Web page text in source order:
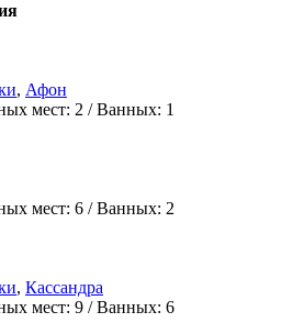
, Афон
мест: 2 /Ванных: 1
мест: 6 /Ванных: 2
, Кассандра
мест: 9 /Ванных: 6